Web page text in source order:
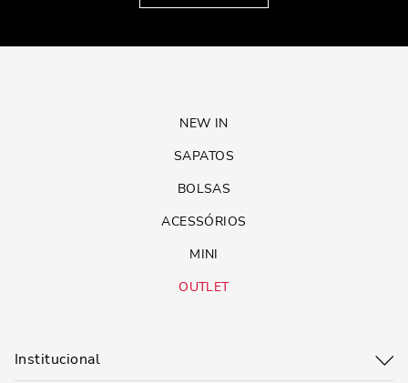
NEW IN
SAPATOS
BOLSAS
ACESSÓRIOS
MINI
OUTLET
Institucional